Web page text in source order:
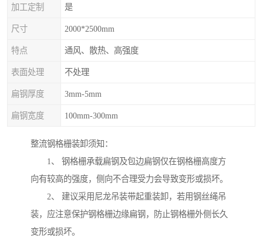
加工定制 是
尺寸 2000*2500mm
特点 通风、散热、高强度
表面处理 不处理
扁钢厚度 3mm-5mm
扁钢宽度 100mm-300mm
整流钢格栅装卸须知：
1、 钢格栅承载扁钢及包边扁钢仅在钢格栅高度方
向有较高的强度，侧向不合理受力会导致变形或损坏。
2、 建议采用尼龙吊装带起重装卸，若用钢丝绳吊
装，应注意保护钢格栅边缘扁钢，防止钢格栅外侧长久
变形或损坏。